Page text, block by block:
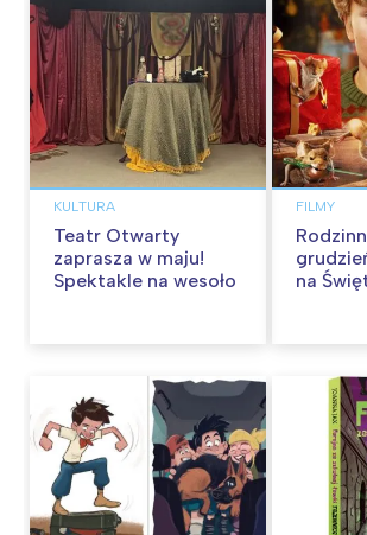
KULTURA
Teatr Otwarty
zaprasza w maju!
Spektakle na wesoło
FILMY
na